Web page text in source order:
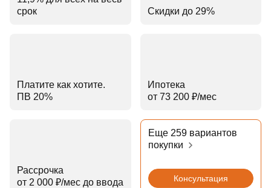
срок
Скидки до 29%
Платите как хотите.
ПВ 20%
Ипотека
от 73 200 ₽⁠/⁠мес
Рассрочка
от 2 000 ₽⁠/⁠мес до ввода
Еще 259 вариантов
покупки
Консультация